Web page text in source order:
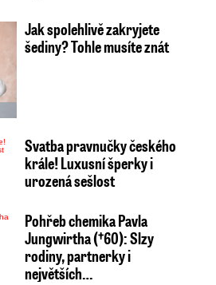
Jak spolehlivě zakryjete
šediny? Tohle musíte znát
Svatba pravnučky českého
krále! Luxusní šperky i
urozená sešlost
Pohřeb chemika Pavla
Jungwirtha (†60): Slzy
rodiny, partnerky i
největších…